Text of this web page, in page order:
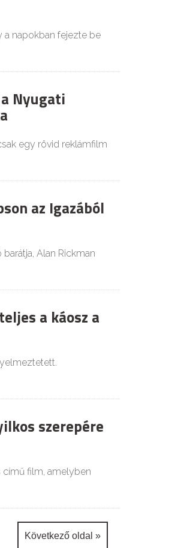
a napokban fejezte be
Nyugati
egy rövid reklámfilm
az Igazából
Alan Rickman
a káosz a
szerepére
című film, amelyben
Következő oldal »